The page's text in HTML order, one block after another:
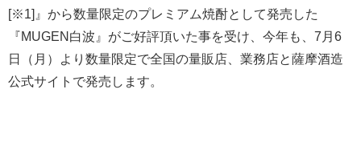
[※1]』から数量限定のプレミアム焼酎として発売した
『MUGEN白波』がご好評頂いた事を受け、今年も、7月6
日（月）より数量限定で全国の量販店、業務店と薩摩酒造
公式サイトで発売します。